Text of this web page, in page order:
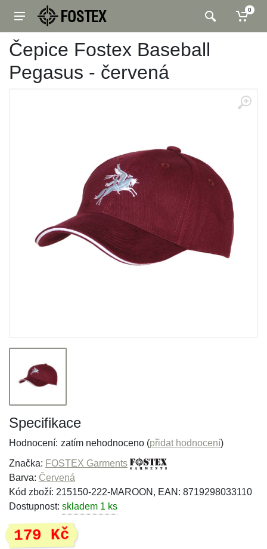
0
Čepice Fostex Baseball
Pegasus - červená
Specifikace
Hodnocení: zatím nehodnoceno (přidat hodnocení)
Značka: FOSTEX Garments
Barva: Červená
Kód zboží: 215150-222-MAROON, EAN: 8719298033110
Dostupnost: skladem 1 ks
179 Kč